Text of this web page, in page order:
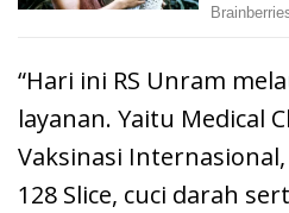
“Hari ini RS Unram
layanan. Yaitu Medical
Vaksinasi Internasional,
128 Slice, cuci darah